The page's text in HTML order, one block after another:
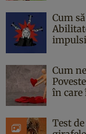
Cum
Cum
în care
Test